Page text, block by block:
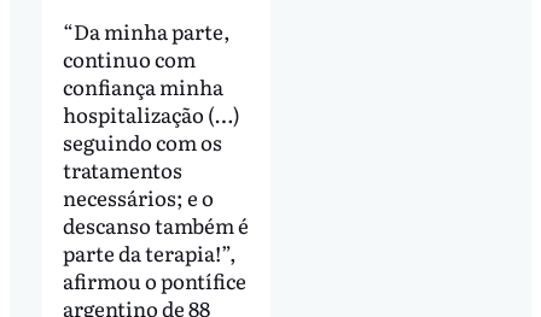
“Da minha parte,
continuo com
confiança minha
hospitalização (…)
seguindo com os
tratamentos
necessários; e o
descanso também é
parte da terapia!”,
afirmou o pontífice
argentino de 88